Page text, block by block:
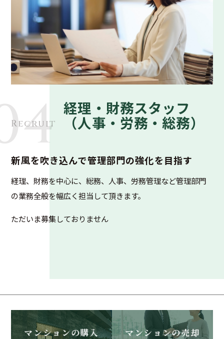
Recruit
経理・財務スタッフ
（人事・労務・総務）
新風を吹き込んで管理部門の強化を目指す
経理、財務を中心に、総務、人事、労務管理など管理部門
の業務全般を幅広く担当して頂きます。
ただいま募集しておりません
マンションの購入 マンションの売却